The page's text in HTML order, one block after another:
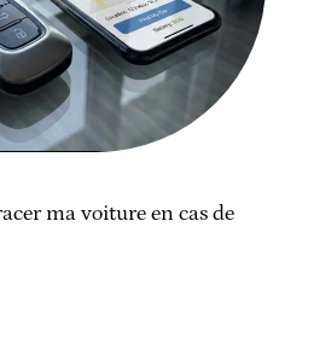
ma voiture en cas de